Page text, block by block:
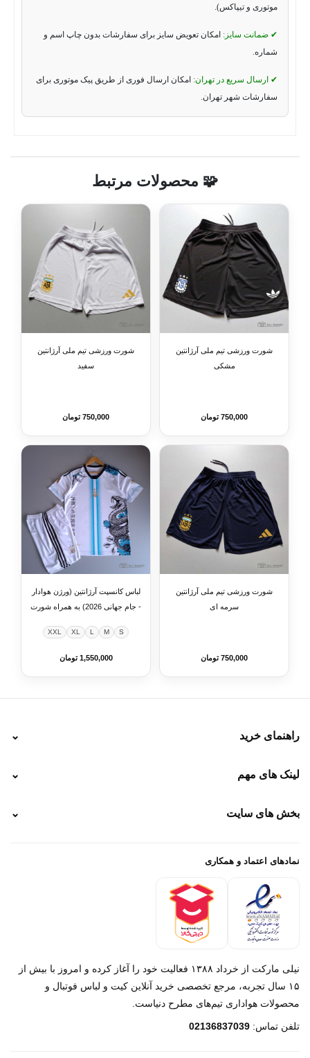
موتوری و تیپاکس).
✔ ضمانت سایز: امکان تعویض سایز برای سفارشات بدون چاپ اسم و
شماره.
✔ ارسال سریع در تهران: امکان ارسال فوری از طریق پیک موتوری برای
سفارشات شهر تهران.
🧩 محصولات مرتبط
شورت ورزشی تیم ملی آرژانتین
مشکی
750,000 تومان
شورت ورزشی تیم ملی آرژانتین
سفید
750,000 تومان
شورت ورزشی تیم ملی آرژانتین
سرمه ای
750,000 تومان
لباس کانسپت آرژانتین (ورژن هوادار
- جام جهانی 2026) به همراه شورت
S
M
L
XL
XXL
1,550,000 تومان
راهنمای خرید ⌄
نحوه پرداخت
راهنمای سفارش
لینک های مهم ⌄
رهگیری تیپاکس
خرید لباس جدید بارسلونا 2025/2026
بخش های سایت ⌄
پرداخت باز
تماس با ما
نمادهای اعتماد و همکاری
نیلی مارکت از خرداد ۱۳۸۸ فعالیت خود را آغاز کرده و امروز با بیش از
۱۵ سال تجربه، مرجع تخصصی خرید آنلاین کیت و لباس فوتبال و
محصولات هواداری تیم‌های مطرح دنیاست.
تلفن تماس: 02136837039
پشتیبانی روبیکا‌